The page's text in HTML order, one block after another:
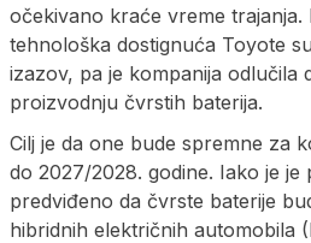
očekivano kraće vreme trajanja.
tehnološka dostignuća Toyote
izazov, pa je kompanija odlučila
proizvodnju čvrstih baterija.
Cilj je da one bude spremne za
do 2027/2028. godine. Iako je je
predviđeno da čvrste baterije
hibridnih električnih automobila